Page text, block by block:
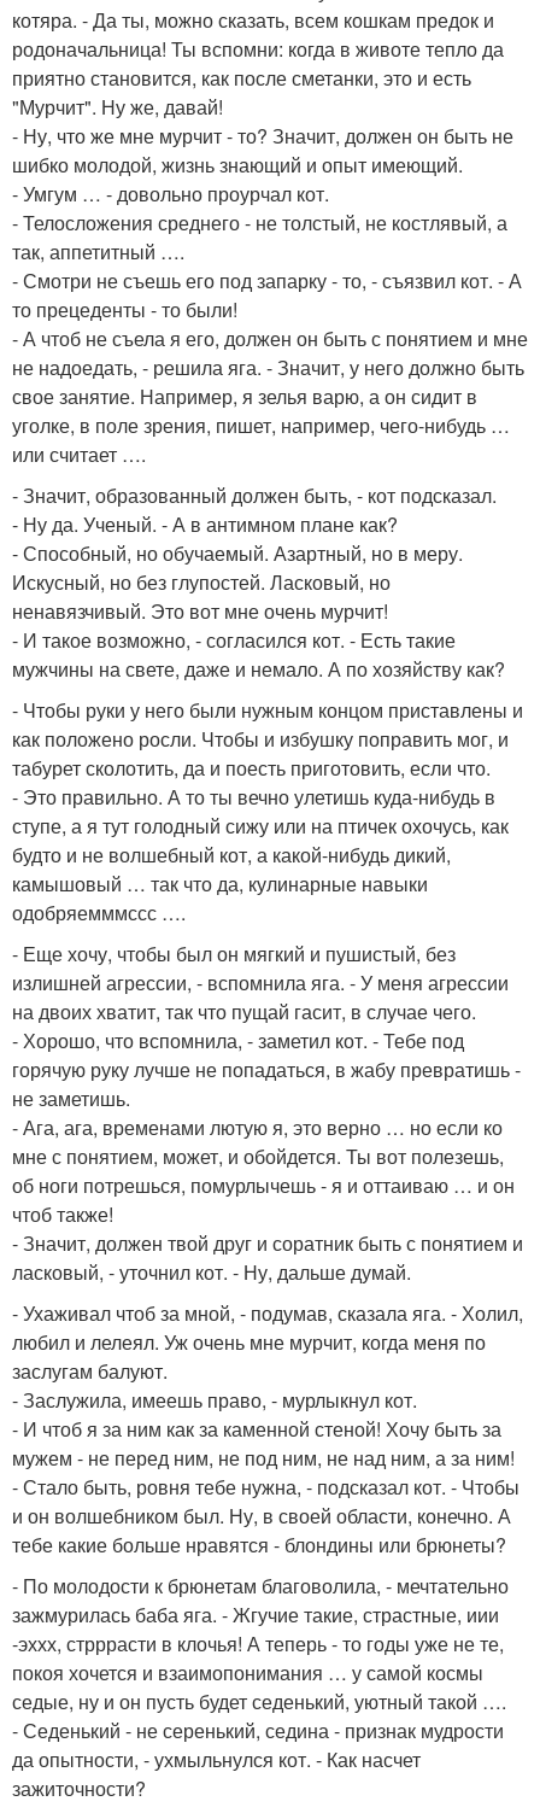
котяра. - Да ты, можно сказать, всем кошкам предок и
родоначальница! Ты вспомни: когда в животе тепло да
приятно становится, как после сметанки, это и есть
"Мурчит". Ну же, давай!
- Ну, что же мне мурчит - то? Значит, должен он быть не
шибко молодой, жизнь знающий и опыт имеющий.
- Умгум … - довольно проурчал кот.
- Телосложения среднего - не толстый, не костлявый, а
так, аппетитный ….
- Смотри не съешь его под запарку - то, - съязвил кот. - А
то прецеденты - то были!
- А чтоб не съела я его, должен он быть с понятием и мне
не надоедать, - решила яга. - Значит, у него должно быть
свое занятие. Например, я зелья варю, а он сидит в
уголке, в поле зрения, пишет, например, чего-нибудь …
или считает ….
- Значит, образованный должен быть, - кот подсказал.
- Ну да. Ученый. - А в антимном плане как?
- Способный, но обучаемый. Азартный, но в меру.
Искусный, но без глупостей. Ласковый, но
ненавязчивый. Это вот мне очень мурчит!
- И такое возможно, - согласился кот. - Есть такие
мужчины на свете, даже и немало. А по хозяйству как?
- Чтобы руки у него были нужным концом приставлены и
как положено росли. Чтобы и избушку поправить мог, и
табурет сколотить, да и поесть приготовить, если что.
- Это правильно. А то ты вечно улетишь куда-нибудь в
ступе, а я тут голодный сижу или на птичек охочусь, как
будто и не волшебный кот, а какой-нибудь дикий,
камышовый … так что да, кулинарные навыки
одобряемммссс ….
- Еще хочу, чтобы был он мягкий и пушистый, без
излишней агрессии, - вспомнила яга. - У меня агрессии
на двоих хватит, так что пущай гасит, в случае чего.
- Хорошо, что вспомнила, - заметил кот. - Тебе под
горячую руку лучше не попадаться, в жабу превратишь -
не заметишь.
- Ага, ага, временами лютую я, это верно … но если ко
мне с понятием, может, и обойдется. Ты вот полезешь,
об ноги потрешься, помурлычешь - я и оттаиваю … и он
чтоб также!
- Значит, должен твой друг и соратник быть с понятием и
ласковый, - уточнил кот. - Ну, дальше думай.
- Ухаживал чтоб за мной, - подумав, сказала яга. - Холил,
любил и лелеял. Уж очень мне мурчит, когда меня по
заслугам балуют.
- Заслужила, имеешь право, - мурлыкнул кот.
- И чтоб я за ним как за каменной стеной! Хочу быть за
мужем - не перед ним, не под ним, не над ним, а за ним!
- Стало быть, ровня тебе нужна, - подсказал кот. - Чтобы
и он волшебником был. Ну, в своей области, конечно. А
тебе какие больше нравятся - блондины или брюнеты?
- По молодости к брюнетам благоволила, - мечтательно
зажмурилась баба яга. - Жгучие такие, страстные, иии
-эххх, стрррасти в клочья! А теперь - то годы уже не те,
покоя хочется и взаимопонимания … у самой космы
седые, ну и он пусть будет седенький, уютный такой ….
- Седенький - не серенький, седина - признак мудрости
да опытности, - ухмыльнулся кот. - Как насчет
зажиточности?